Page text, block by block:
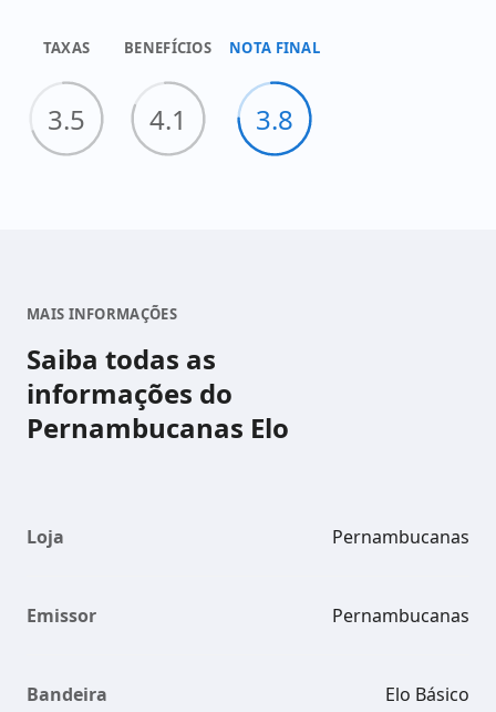
TAXAS
3.5
BENEFÍCIOS
4.1
NOTA FINAL
3.8
MAIS INFORMAÇÕES
Saiba todas as
informações do
Pernambucanas Elo
Loja Pernambucanas
Emissor Pernambucanas
Bandeira Elo Básico